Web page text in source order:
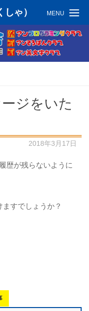
ゃ） MENU
ジをいた
2018年3月17日
歴が残らないように
すでしょうか？